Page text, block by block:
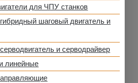
для ЧПУ станков
шаговый двигатель и
и серводрайвер
линейные